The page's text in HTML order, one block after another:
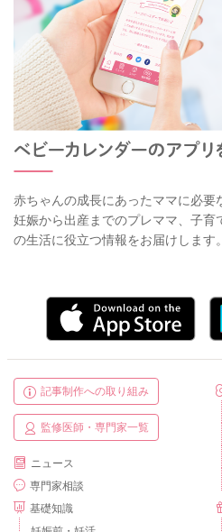
赤ちゃんの成長にあったママに必要
妊娠から出産までのプレママ、子育
の生活に役立つ情報をお届けします。
記事制作への取り組み
監修医師・専門家一覧
ニュース
専門家相談
基礎知識